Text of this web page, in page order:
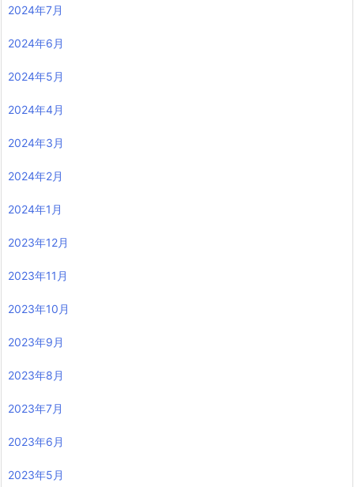
2024年7月
2024年6月
2024年5月
2024年4月
2024年3月
2024年2月
2024年1月
2023年12月
2023年11月
2023年10月
2023年9月
2023年8月
2023年7月
2023年6月
2023年5月